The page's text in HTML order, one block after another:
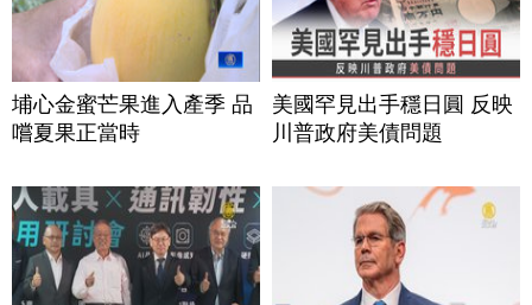
埔心金蜜芒果進入產季 品
嚐夏果正當時
美國罕見出手穩日圓 反映
川普政府美債問題